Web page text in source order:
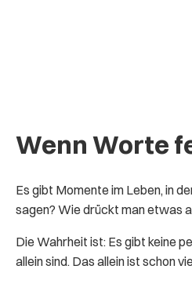
Wenn Worte
Es gibt Momente im Leben, in
sagen? Wie drückt man etwas
Die Wahrheit ist: Es gibt keine
allein sind. Das allein ist schon